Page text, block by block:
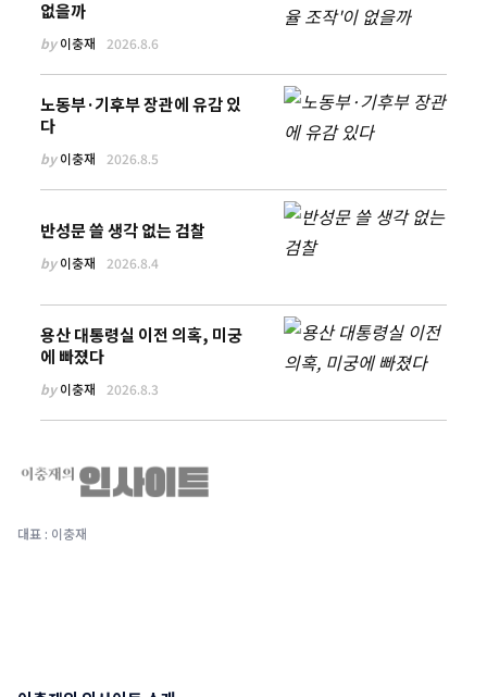
없을까
by이충재 2026.8.6
노동부·기후부 장관에 유감 있
다
by이충재 2026.8.5
반성문 쓸 생각 없는 검찰
by이충재 2026.8.4
용산 대통령실 이전 의혹, 미궁
에 빠졌다
by이충재 2026.8.3
대표 : 이충재